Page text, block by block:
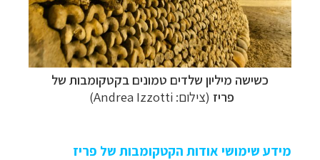
כשישה מיליון שלדים טמונים בקטקומבות של
פריז (צילום: Andrea Izzotti)
מידע שימושי אודות הקטקומבות של פריז